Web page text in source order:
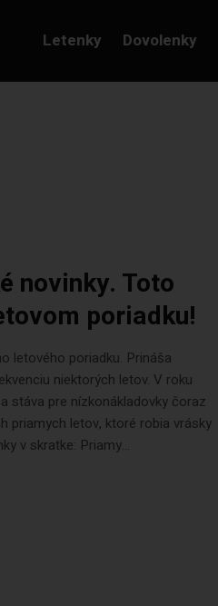
Letenky Dovolenky
novinky. Toto
poriadku!
letového poriadku. Prináša
niektorých letov. V roku
stáva pre nízkonákladovky čoraz
priamych letov, ktoré robia vrásky
v skratke: Priamy...